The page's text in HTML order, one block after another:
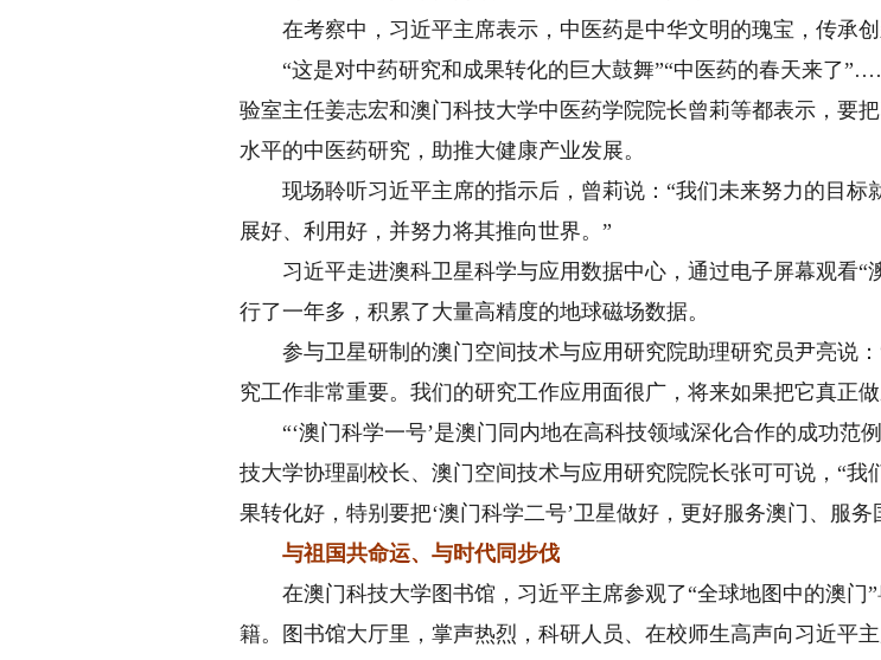
在考察中，习近平主席表示，中医药是中华文明的瑰宝，传承创
“这是对中药研究和成果转化的巨大鼓舞”“中医药的春天来了
验室主任姜志宏和澳门科技大学中医药学院院长曾莉等都表示，要
水平的中医药研究，助推大健康产业发展。
现场聆听习近平主席的指示后，曾莉说：“我们未来努力的目标
展好、利用好，并努力将其推向世界。”
习近平走进澳科卫星科学与应用数据中心，通过电子屏幕观看“
行了一年多，积累了大量高精度的地球磁场数据。
参与卫星研制的澳门空间技术与应用研究院助理研究员尹亮说：
究工作非常重要。我们的研究工作应用面很广，将来如果把它真正
“‘澳门科学一号’是澳门同内地在高科技领域深化合作的成功范
技大学协理副校长、澳门空间技术与应用研究院院长张可可说，“
果转化好，特别要把‘澳门科学二号’卫星做好，更好服务澳门、服务
与祖国共命运、与时代同步伐
在澳门科技大学图书馆，习近平主席参观了“全球地图中的澳门”
籍。图书馆大厅里，掌声热烈，科研人员、在校师生高声向习近平主